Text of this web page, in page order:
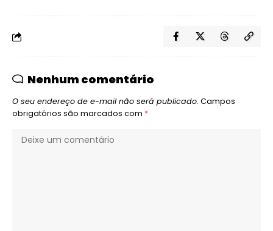
Nenhum comentário
O seu endereço de e-mail não será publicado. Campos
obrigatórios são marcados com *